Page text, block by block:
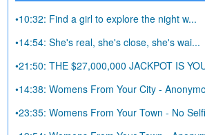
•10:32: Find a girl to explore the night w...
•14:54: She's real, she's close, she's wai...
•21:50: THE $27,000,000 JACKPOT IS
•14:38: Womens From Your City -
•23:35: Womens From Your Town - No